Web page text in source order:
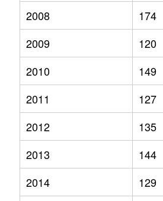
2008
174
2009
120
2010
149
2011
127
2012
135
2013
144
2014
129